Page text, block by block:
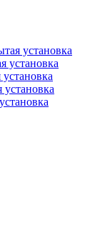
установка
установка
установка